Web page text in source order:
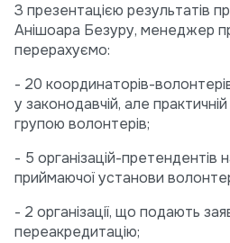
З презентацією результатів
Анішоара Безуру, менеджер
перерахуємо:
- 20 координаторів-
у законодавчій, але
групою волонтерів;
- 5 організацій-претендентів
приймаючої установи
- 2 організації, що подають
переакредитацію;